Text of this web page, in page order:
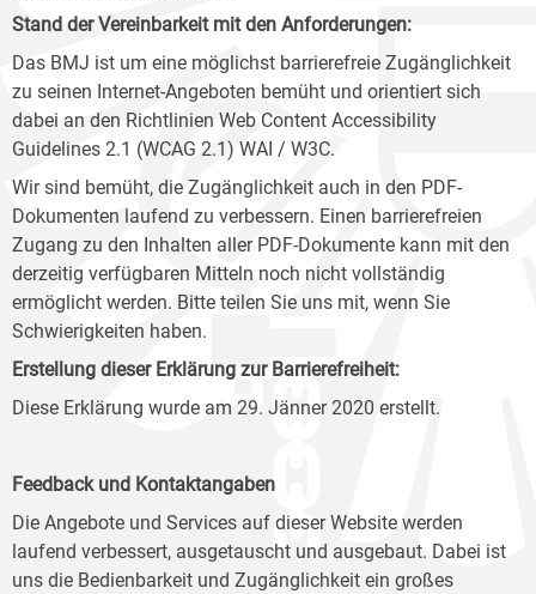
Stand der Vereinbarkeit mit den Anforderungen:
Das BMJ ist um eine möglichst barrierefreie Zugänglichkeit
zu seinen Internet-Angeboten bemüht und orientiert sich
dabei an den Richtlinien Web Content Accessibility
Guidelines 2.1 (WCAG 2.1) WAI / W3C.
Wir sind bemüht, die Zugänglichkeit auch in den PDF-
Dokumenten laufend zu verbessern. Einen barrierefreien
Zugang zu den Inhalten aller PDF-Dokumente kann mit den
derzeitig verfügbaren Mitteln noch nicht vollständig
ermöglicht werden. Bitte teilen Sie uns mit, wenn Sie
Schwierigkeiten haben.
Erstellung dieser Erklärung zur Barrierefreiheit:
Diese Erklärung wurde am 29. Jänner 2020 erstellt.
Feedback und Kontaktangaben
Die Angebote und Services auf dieser Website werden
laufend verbessert, ausgetauscht und ausgebaut. Dabei ist
uns die Bedienbarkeit und Zugänglichkeit ein großes